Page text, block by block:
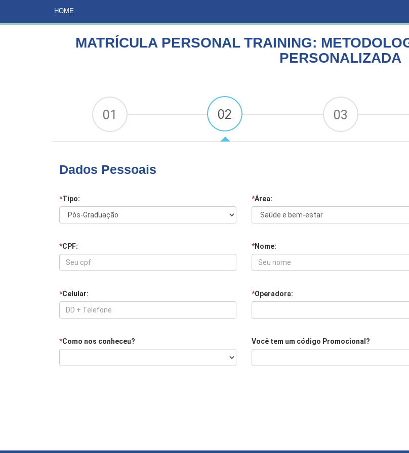
HOME
HOME
MATRÍCULA PERSONAL TRAINING:
PERSONALIZADA
01 02 03
Dados Pessoais
*Tipo: *Área:
*CPF: *Nome:
*Celular: *Operadora:
*Como nos conheceu? Você tem um código Promocional?